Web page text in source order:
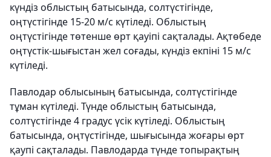
күндіз облыстың батысында, солтүстігінде,
оңтүстігінде 15-20 м/с күтіледі. Облыстың
оңтүстігінде төтенше өрт қауіпі сақталады. Ақтөбеде
оңтүстік-шығыстан жел соғады, күндіз екпіні 15 м/с
күтіледі.
Павлодар облысының батысында, солтүстігінде
тұман күтіледі. Түнде облыстың батысында,
солтүстігінде 4 градус үсік күтіледі. Облыстың
батысында, оңтүстігінде, шығысында жоғары өрт
қаупі сақталады. Павлодарда түнде топырақтың